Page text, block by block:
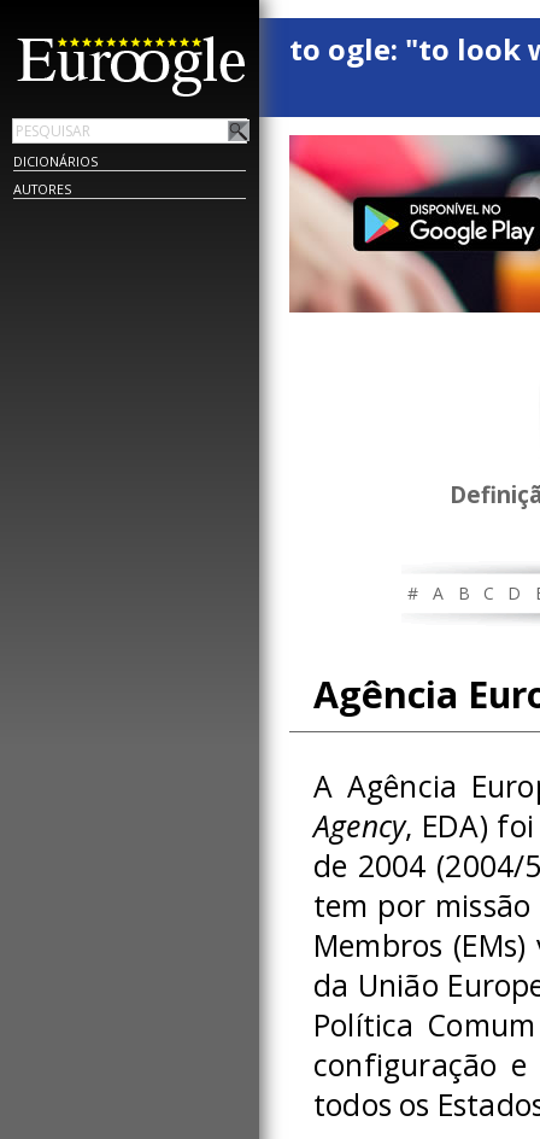
DICIONÁRIOS
AUTORES
to ogle: "to look
# A B C D
Agência
A Agência
Agency, EDA)
de 2004 (2004/
tem por missão
Membros
da União
Política
configuração
todos os